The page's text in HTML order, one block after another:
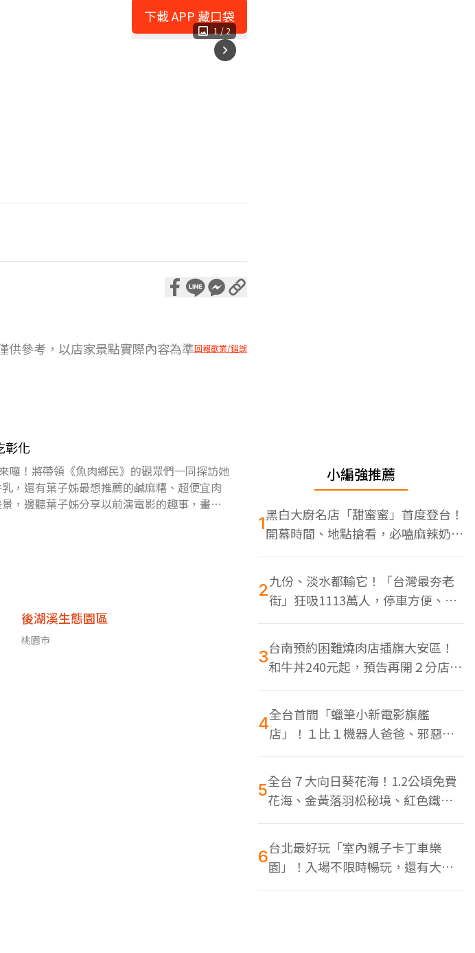
1 / 2
下載 APP 藏口袋
供參考，以店家景點實際內容為準回報歇業/錯誤
彰化
！將帶領《魚肉鄉民》的觀眾們一同探訪她
，還有葉子姊最想推薦的鹹麻糬、超便宜肉
，邊聽葉子姊分享以前演電影的趣事，畫下
後湖溪生態園區
桃園市
小編強推薦
1黑白大廚名店「甜蜜蜜」首度登台！
開幕時間、地點搶看，必嗑麻辣奶油
蝦
2九份、淡水都輸它！「台灣最夯老
街」狂吸1113萬人，停車方便、特
色美食多
3台南預約困難燒肉店插旗大安區！
和牛丼240元起，預告再開２分店、
地點曝光
4全台首間「蠟筆小新電影旗艦
店」！１比１機器人爸爸、邪惡正
男，百款周邊買翻
5全台７大向日葵花海！1.2公頃免費
花海、金黃落羽松秘境、紅色鐵橋
同框
6台北最好玩「室內親子卡丁車樂
園」！入場不限時暢玩，還有大螢
幕Switch遊戲區